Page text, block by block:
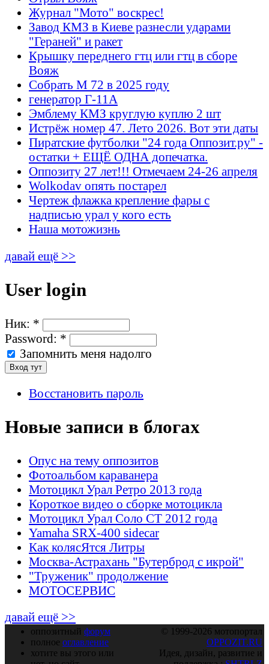
Журнал "Мото" воскрес!
Завод КМЗ в Киеве разнесли ударами
"Гераней" и ракет
Крышку переднего гтц или гтц в сборе
Вояж
Собрать М 72 в 2025 году
генератор Г-11А
Эмблему КМЗ круглую куплю 2 шт
Истрёж номер 47. Лето 2026. Вот эти даты
Пиратские футболки "24 года Оппозит.ру" -
остатки + ЕЩЁ ОДНА допечатка.
Оппозиту 27 лет!!! Отмечаем 24-26 апреля
Wolkodav опять постарел
Чертеж флажка крепление фары с
надписью урал у кого есть
Наша мотожизнь
давай ещё >>
User login
Ник: *
Password: *
Запомнить меня надолго
Восстановить пароль
Новые записи в блогах
Опус на тему оппозитов
Фотоальбом караванера
Мотоцикл Урал Ретро 2013 года
Короткое видео о сборке мотоцикла
Мотоцикл Урал Соло СТ 2012 года
Yamaha SRX-400 sidecar
Как колясЯтся Литры
Москва-Астрахань "Бутерброд с икрой"
"Труженик" продолжение
МОТОСЕРВИС
давай ещё >>
оппозитный форум
полное оглавление
хотите вы этого или
© 1999-2026 мотопортал
OPPOZIT.RU
Идея, дизайн, развитие и